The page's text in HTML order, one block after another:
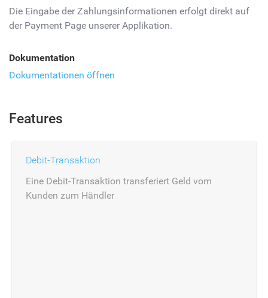
Die Eingabe der Zahlungsinformationen erfolgt direkt auf
der Payment Page unserer Applikation.
Dokumentation
Dokumentationen öffnen
Features
Debit-Transaktion
Eine Debit-Transaktion transferiert Geld vom
Kunden zum Händler